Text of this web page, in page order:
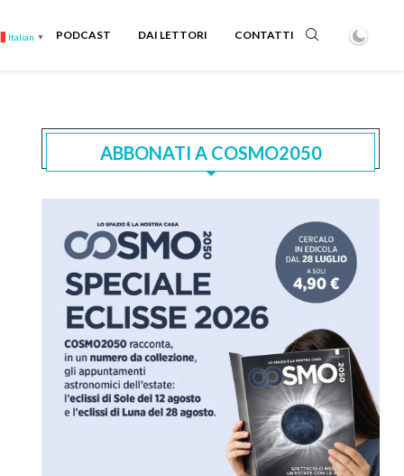
Italian ▼ PODCAST DAI LETTORI CONTATTI
ABBONATI A COSMO2050